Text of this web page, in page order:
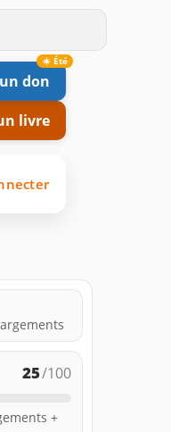
don
livre
25/100
+